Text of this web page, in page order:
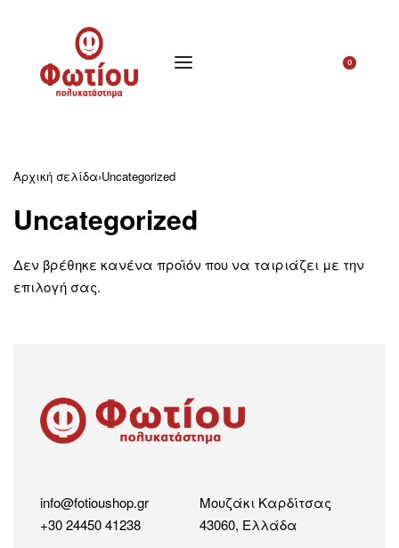
0
Αρχική σελίδα›Uncategorized
Uncategorized
Δεν βρέθηκε κανένα προϊόν που να ταιριάζει με την
επιλογή σας.
info@fotioushop.gr
+30 24450 41238
Μουζάκι Καρδίτσας
43060, Ελλάδα